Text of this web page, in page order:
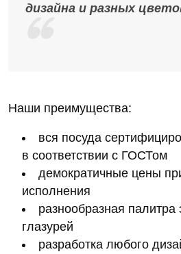
дизайна и разных
Наши преимущества:
вся посуда
в соответствии с ГОСТом
демократичные цены
исполнения
разнообразная
глазурей
разработка любого